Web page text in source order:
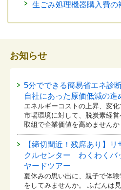
生ごみ処理機器購入費の
お知らせ
5分でできる簡易省エネ診断
自社にあった原価低減の進
エネルギーコストの上昇、変化
市場環境に対して、脱炭素経営
取組で企業価値を高めませんか
【締切間近！残席あり】リ
クルセンター わくわくバ
ヤードツアー
夏休みの思い出に、親子で体験
をしてみませんか。 ふだんは